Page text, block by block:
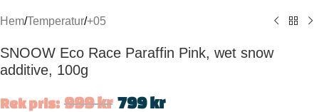
Hem/Temperatur/+05
SNOOW Eco Race Paraffin Pink, wet snow
additive, 100g
Rek pris: 999kr 799kr